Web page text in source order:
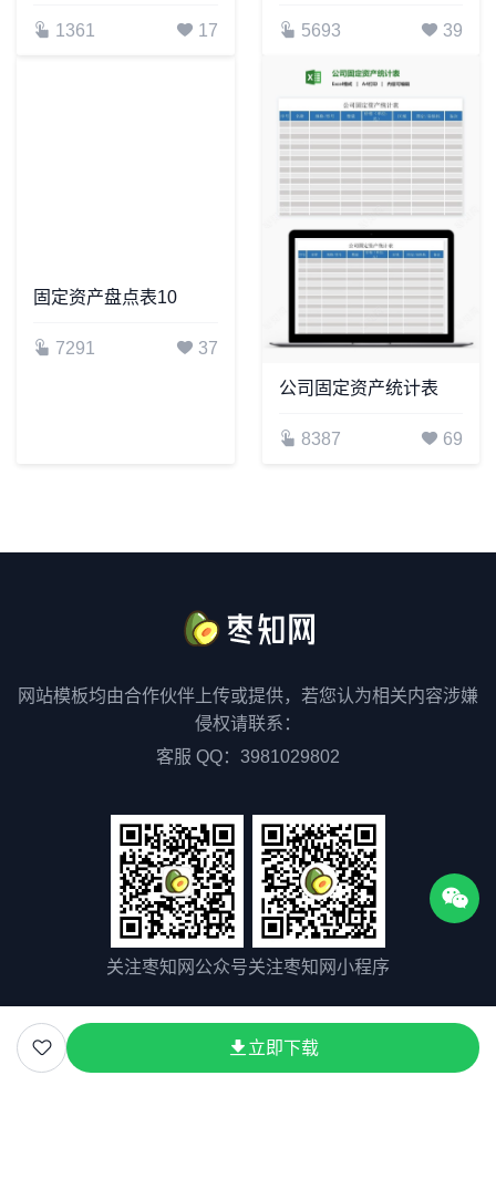
立即下载
1361 17 5693 39
固定资产盘点表10
7291 37
公司固定资产统计表
8387 69
网站模板均由合作伙伴上传或提供，若您认为相关内容涉嫌
侵权请联系：
客服 QQ：3981029802
关注枣知网公众号关注枣知网小程序
关于我们 用户协议 隐私协议